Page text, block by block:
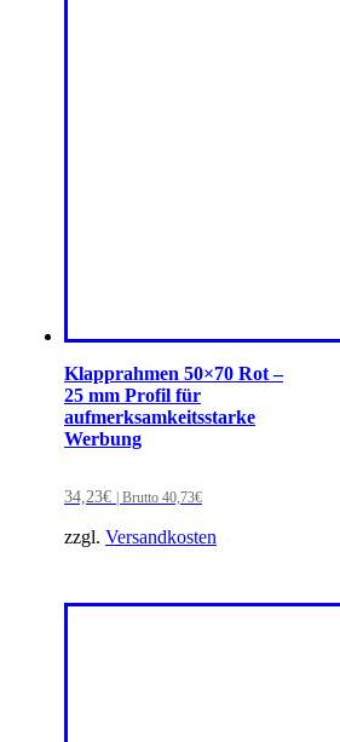
Klapprahmen 50×70 Rot –
25 mm Profil für
aufmerksamkeitsstarke
Werbung
34,23€ | Brutto 40,73€
zzgl. Versandkosten